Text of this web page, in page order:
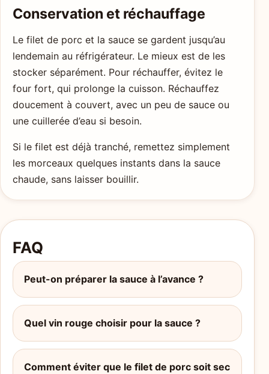
Conservation et réchauffage
Le filet de porc et la sauce se gardent jusqu’au
lendemain au réfrigérateur. Le mieux est de les
stocker séparément. Pour réchauffer, évitez le
four fort, qui prolonge la cuisson. Réchauffez
doucement à couvert, avec un peu de sauce ou
une cuillerée d’eau si besoin.
Si le filet est déjà tranché, remettez simplement
les morceaux quelques instants dans la sauce
chaude, sans laisser bouillir.
FAQ
Peut-on préparer la sauce à l’avance ?
Quel vin rouge choisir pour la sauce ?
Comment éviter que le filet de porc soit sec